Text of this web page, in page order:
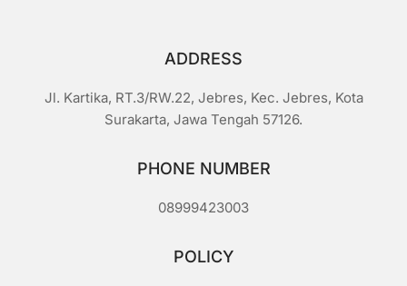
ADDRESS
Jl. Kartika, RT.3/RW.22, Jebres, Kec. Jebres, Kota
Surakarta, Jawa Tengah 57126.
PHONE NUMBER
08999423003
POLICY